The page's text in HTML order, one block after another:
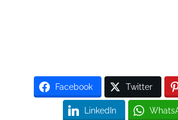
Facebook Twitter
LinkedIn